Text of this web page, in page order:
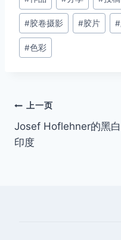
章
标
签：
#胶卷摄影 #胶片 #
#色彩
文
章
上一页
Josef Hoflehner的黑白
印度